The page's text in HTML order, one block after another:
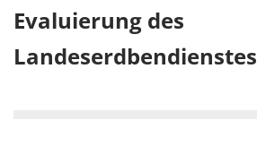
Evaluierung des
Landeserdbendienstes